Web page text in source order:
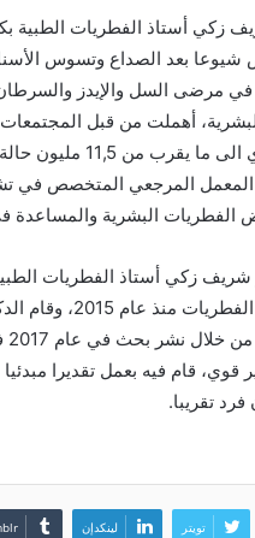
زكي أستاذ الفطريات الطبية
شيوعا بعد الصداع وتسوس
في مرضى السل والإيدز
أهملت من قبل
وأكثر من 1,5 مليون حالة وفاة كل عام.
المعمل المرجعي المتخصص
الفطريات البشرية والمساعدة
شريف زكي أستاذ الفطريات
العالمية
قوي، قام فيه بعمل تقديرا
تويتر لينكدإن